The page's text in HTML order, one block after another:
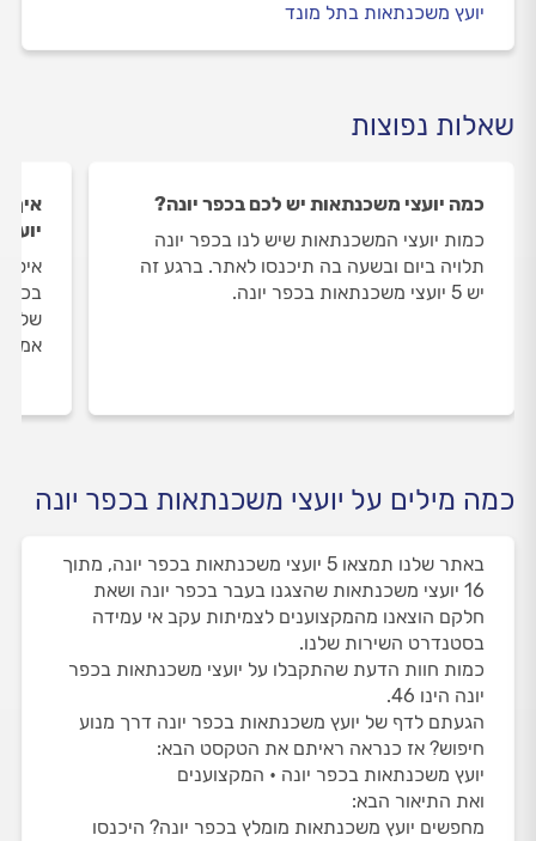
יועץ משכנתאות בתל מונד
שאלות נפוצות
כמה יועצי משכנתאות יש לכם בכפר יונה?
כמות יועצי המשכנתאות שיש לנו בכפר יונה
תלויה ביום ובשעה בה תיכנסו לאתר. ברגע זה
יש 5 יועצי משכנתאות בכפר יונה.
איך
כמה מילים על יועצי משכנתאות בכפר יונה
באתר שלנו תמצאו 5 יועצי משכנתאות בכפר יונה, מתוך
16 יועצי משכנתאות שהצגנו בעבר בכפר יונה ושאת
חלקם הוצאנו מהמקצוענים לצמיתות עקב אי עמידה
בסטנדרט השירות שלנו.
כמות חוות הדעת שהתקבלו על יועצי משכנתאות בכפר
יונה הינו 46.
הגעתם לדף של יועץ משכנתאות בכפר יונה דרך מנוע
חיפוש? אז כנראה ראיתם את הטקסט הבא:
יועץ משכנתאות בכפר יונה • המקצוענים
ואת התיאור הבא:
מחפשים יועץ משכנתאות מומלץ בכפר יונה? היכנסו